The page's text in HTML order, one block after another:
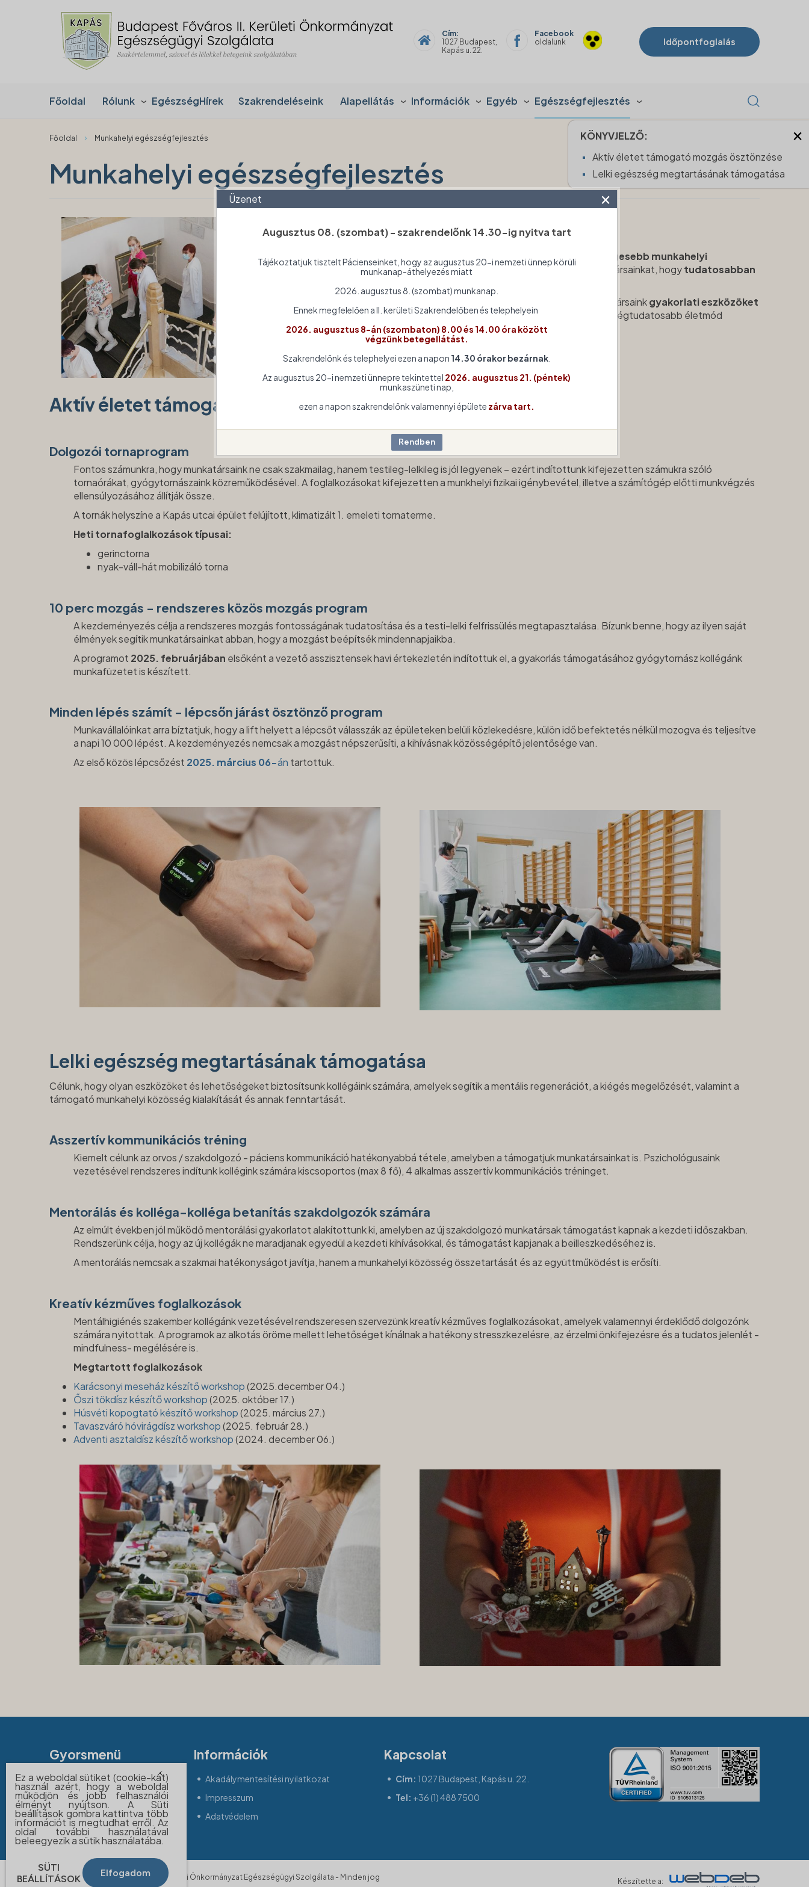
Cím:
1027 Budapest,
Kapás u. 22.
Facebook
oldalunk
Időpontfoglalás
Főoldal Rólunk EgészségHírek Szakrendeléseink Alapellátás Információk Egyéb Egészségfejlesztés
Főoldal › Munkahelyi egészségfejlesztés
Munkahelyi egészségfejlesztés
KÖNYVJELZŐ: ×
Aktív életet támogató mozgás ösztönzése
Lelki egészség megtartásának támogatása
Munkahelyi egészségfejlesztési programjainkkal célunk azegészségesebb munkahelyi
környezet megteremtésemellett az is, hogy támogassuk munkatársainkat, hogytudatosabban
Olyan programokat tervezünk és valósítunk meg, amelyekkel munkatársainkgyakorlati eszközöket
és ismereteketszerezhetnek a hosszú távon fenntartható, egészségtudatosabb életmód
kialakításához.
Aktív életet támogató mozgás ösztönzése
Dolgozói tornaprogram
Fontos számunkra, hogy munkatársaink ne csak szakmailag, hanem testileg-lelkileg is jól legyenek – ezért indítottunk kifejezetten számukra szóló
tornaórákat, gyógytornászaink közreműködésével. A foglalkozásokat kifejezetten a munkhelyi fizikai igénybevétel, illetve a számítógép előtti munkvégzés
ellensúlyozásához állítják össze.
A tornák helyszíne a Kapás utcai épület felújított, klimatizált 1. emeleti tornaterme.
Heti tornafoglalkozások típusai:
gerinctorna
nyak-váll-hát mobilizáló torna
10 perc mozgás - rendszeres közös mozgás program
A kezdeményezés célja a rendszeres mozgás fontosságának tudatosítása és a testi-lelki felfrissülés megtapasztalása. Bízunk benne, hogy az ilyen saját
élmények segítik munkatársainkat abban, hogy a mozgást beépítsék mindennapjaikba.
A programot 2025. februárjában elsőként a vezető asszisztensek havi értekezletén indítottuk el, a gyakorlás támogatásához gyógytornász kollégánk
munkafüzetet is készített.
Minden lépés számít - lépcsőn járást ösztönző program
Munkavállalóinkat arra bíztatjuk, hogy a lift helyett a lépcsőt válasszák az épületeken belüli közlekedésre, külön idő befektetés nélkül mozogva és teljesítve
a napi 10 000 lépést. A kezdeményezés nemcsak a mozgást népszerűsíti, a kihívásnak közösségépítő jelentősége van.
Az első közös lépcsőzést 2025. március 06-án tartottuk.
Lelki egészség megtartásának támogatása
Célunk, hogy olyan eszközöket és lehetőségeket biztosítsunk kollégáink számára, amelyek segítik a mentális regenerációt, a kiégés megelőzését, valamint a
támogató munkahelyi közösség kialakítását és annak fenntartását.
Asszertív kommunikációs tréning
Kiemelt célunk az orvos / szakdolgozó - páciens kommunikáció hatékonyabbá tétele, amelyben a támogatjuk munkatársainkat is. Pszichológusaink
vezetésével rendszeres indítunk kollégink számára kiscsoportos (max 8 fő), 4 alkalmas asszertív kommunikációs tréninget.
Mentorálás és kolléga-kolléga betanítás szakdolgozók számára
Az elmúlt években jól működő mentorálási gyakorlatot alakítottunk ki, amelyben az új szakdolgozó munkatársak támogatást kapnak a kezdeti időszakban.
Rendszerünk célja, hogy az új kollégák ne maradjanak egyedül a kezdeti kihívásokkal, és támogatást kapjanak a beilleszkedéséhez is.
A mentorálás nemcsak a szakmai hatékonyságot javítja, hanem a munkahelyi közösség összetartását és az együttműködést is erősíti.
Kreatív kézműves foglalkozások
Mentálhigiénés szakember kollégánk vezetésével rendszeresen szervezünk kreatív kézműves foglalkozásokat, amelyek valamennyi érdeklődő dolgozónk
számára nyitottak. A programok az alkotás öröme mellett lehetőséget kínálnak a hatékony stresszkezelésre, az érzelmi önkifejezésre és a tudatos jelenlét -
mindfulness- megélésére is.
Megtartott foglalkozások
Karácsonyi meseház készítő workshop(2025.december 04.)
Őszi tökdísz készítő workshop(2025. október 17.)
Húsvéti kopogtató készítő workshop(2025. március 27.)
Tavaszváró hóvirágdísz workshop(2025. február 28.)
Adventi asztaldísz készítő workshop(2024. december 06.)
Gyorsmenü
Állásajánlatok
Betegjogi képviselő
Időpontfoglalás
Információk
Akadálymentesítési nyilatkozat
Impresszum
Adatvédelem
Kapcsolat
Cím: 1027 Budapest, Kapás u. 22.
Tel: +36 (1) 488 7500
© 2026 BUDAPEST FŐVÁROS II. Kerületi Önkormányzat Egészségügyi Szolgálata - Minden jog
Készítette a:
Ez a weboldal sütiket (cookie-kat)
használ azért, hogy a weboldal
működjön és jobb felhasználói
élményt nyújtson. A Süti
beállítások gombra kattintva több
információt is megtudhat erről. Az
oldal további használatával
beleegyezik a sütik használatába.
SÜTI
BEÁLLÍTÁSOK
Elfogadom
Üzenet ×
Augusztus 08. (szombat) - szakrendelőnk 14.30-ig nyitva tart
Tájékoztatjuk tisztelt Pácienseinket, hogy az augusztus 20-i nemzeti ünnep körüli
munkanap-áthelyezés miatt
2026. augusztus 8. (szombat) munkanap.
Ennek megfelelően a II. kerületi Szakrendelőben és telephelyein
2026. augusztus 8-án (szombaton) 8.00 és 14.00 óra között
végzünk betegellátást.
Szakrendelőnk és telephelyei ezen a napon 14.30 órakor bezárnak.
Az augusztus 20-i nemzeti ünnepre tekintettel 2026. augusztus 21. (péntek)
munkaszüneti nap,
ezen a napon szakrendelőnk valamennyi épülete zárva tart.